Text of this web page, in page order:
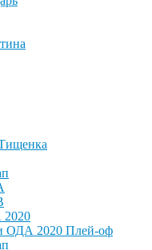
2020
ОДА 2020 Плей-оф